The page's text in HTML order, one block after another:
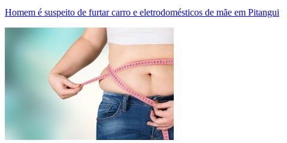
Homem é suspeito de furtar carro e eletrodomésticos de mãe em Pitangui